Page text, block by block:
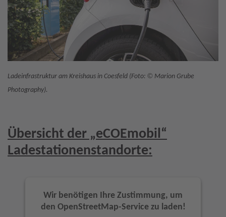
Ladeinfrastruktur am Kreishaus in Coesfeld (Foto: © Marion Grube
Photography).
Übersicht der „eCOEmobil“
Ladestationenstandorte:
Wir benötigen Ihre Zustimmung, um
den OpenStreetMap-Service zu laden!